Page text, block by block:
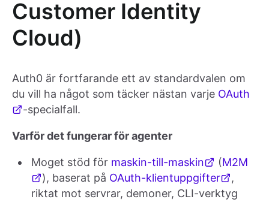
Customer Identity
Cloud)
Auth0 är fortfarande ett av standardvalen om
du vill ha något som täcker nästan varje OAuth
-specialfall.
Varför det fungerar för agenter
Moget stöd för maskin-till-maskin (M2M
), baserat på OAuth-klientuppgifter
,
riktat mot servrar, demoner, CLI-verktyg